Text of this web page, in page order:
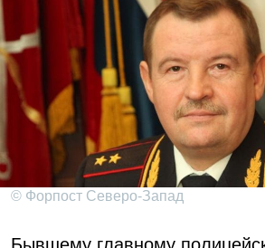
© Форпост Северо-Запад